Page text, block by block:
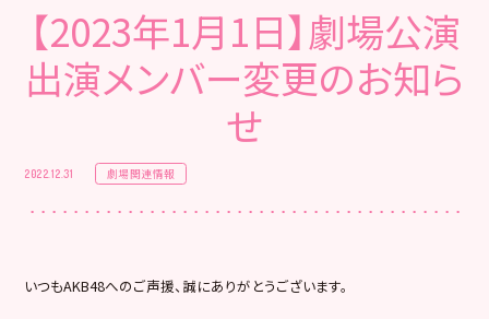
【2023年1月1日】劇場公演
出演メンバー変更のお知ら
せ
2022.12.31 劇場関連情報
いつもAKB48へのご声援、誠にありがとうございます。